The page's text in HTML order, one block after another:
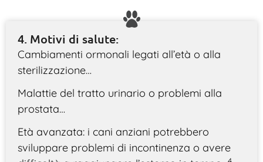
4. Motivi di salute:
Cambiamenti ormonali legati all’età o alla
sterilizzazione…
Malattie del tratto urinario o problemi alla
prostata…
Età avanzata: i cani anziani potrebbero
sviluppare problemi di incontinenza o avere